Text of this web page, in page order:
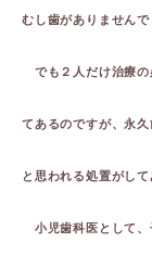
むし歯がありませんで
でも２人だけ治療の
てあるのですが、永
と思われる処置がして
小児歯科医として、